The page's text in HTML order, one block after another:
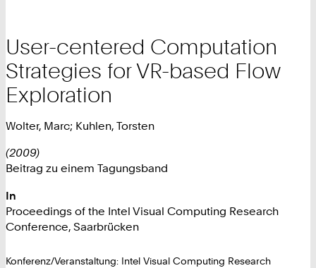
User-centered Computation
Strategies for VR-based Flow
Exploration
Wolter, Marc; Kuhlen, Torsten
(2009)
Beitrag zu einem Tagungsband
In
Proceedings of the Intel Visual Computing Research
Conference, Saarbrücken
Konferenz/Veranstaltung: Intel Visual Computing Research